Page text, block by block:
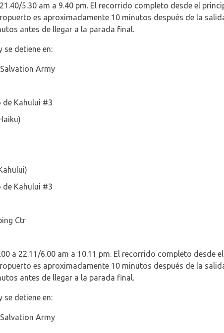
5.30 am a 9.40 pm. El recorrido completo desde el
es aproximadamente 10 minutos después de la
antes de llegar a la parada final.
se detiene en:
Army
de Kahului #3
de Kahului #3
Ctr
a 22.11/6.00 am a 10.11 pm. El recorrido completo desde
es aproximadamente 10 minutos después de la
antes de llegar a la parada final.
se detiene en:
Army